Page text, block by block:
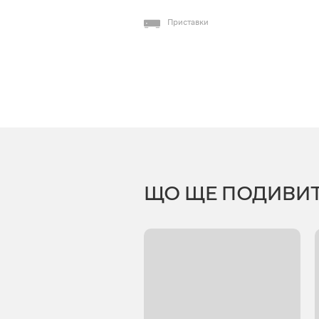
Приставки
ЩО ЩЕ